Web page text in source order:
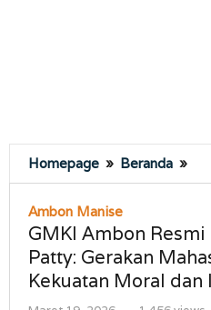
Homepage » Beranda »
Ambon Manise
GMKI Ambon
Patty: Gerakan
Kekuatan Moral dan